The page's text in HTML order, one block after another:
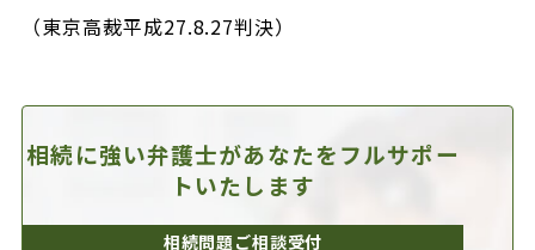
（東京高裁平成27.8.27判決）
相続に強い弁護士があなたをフルサポー
トいたします
相続問題ご相談受付